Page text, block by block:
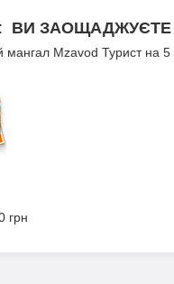
ВИ ЗАОЩАДЖУЄТЕ
мангал Mzavod Турист на
грн